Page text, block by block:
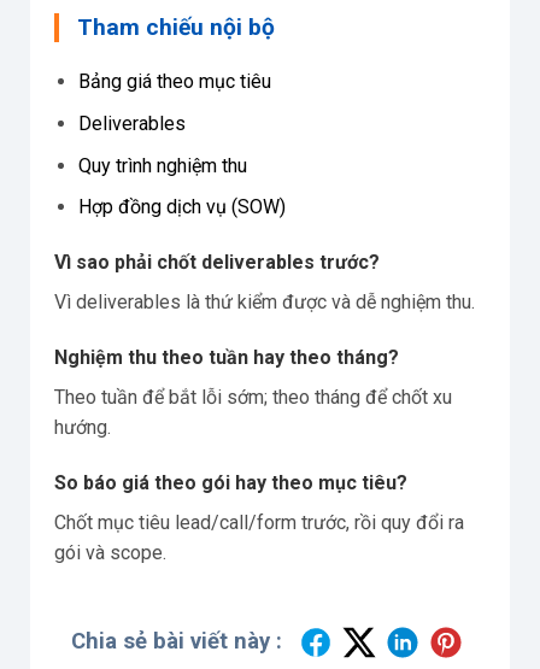
Tham chiếu nội bộ
Bảng giá theo mục tiêu
Deliverables
Quy trình nghiệm thu
Hợp đồng dịch vụ (SOW)
Vì sao phải chốt deliverables trước?
Vì deliverables là thứ kiểm được và dễ nghiệm thu.
Nghiệm thu theo tuần hay theo tháng?
Theo tuần để bắt lỗi sớm; theo tháng để chốt xu
hướng.
So báo giá theo gói hay theo mục tiêu?
Chốt mục tiêu lead/call/form trước, rồi quy đổi ra
gói và scope.
Chia sẻ bài viết này :